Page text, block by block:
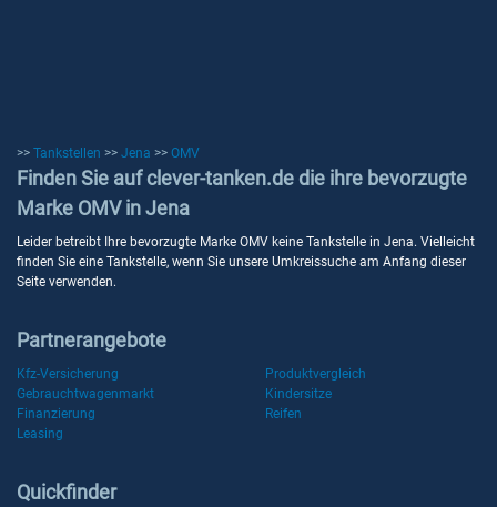
>> Tankstellen >> Jena >> OMV
Finden Sie auf clever-tanken.de die ihre bevorzugte
Marke OMV in Jena
Leider betreibt Ihre bevorzugte Marke OMV keine Tankstelle in Jena. Vielleicht
finden Sie eine Tankstelle, wenn Sie unsere Umkreissuche am Anfang dieser
Seite verwenden.
Partnerangebote
Kfz-Versicherung
Produktvergleich
Gebrauchtwagenmarkt
Kindersitze
Finanzierung
Reifen
Leasing
Quickfinder